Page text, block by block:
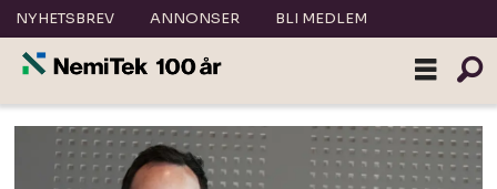
NYHETSBREV ANNONSER BLI MEDLEM